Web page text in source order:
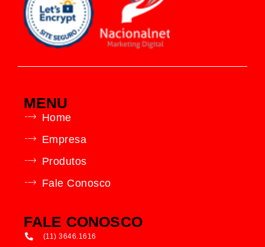
MENU
Home
Empresa
Produtos
Fale Conosco
FALE CONOSCO
(11) 3646.1616